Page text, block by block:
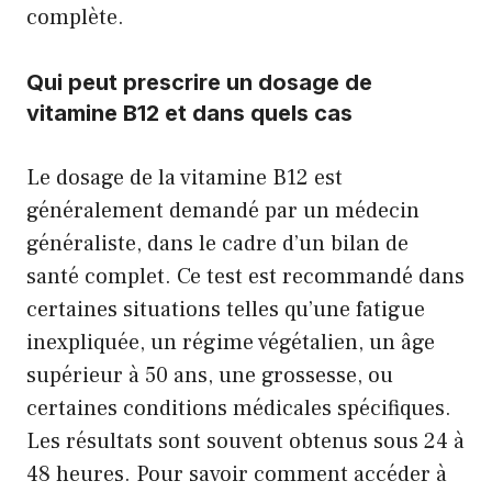
complète.
Qui peut prescrire un dosage de
vitamine B12 et dans quels cas
Le dosage de la vitamine B12 est
généralement demandé par un médecin
généraliste, dans le cadre d’un bilan de
santé complet. Ce test est recommandé dans
certaines situations telles qu’une fatigue
inexpliquée, un régime végétalien, un âge
supérieur à 50 ans, une grossesse, ou
certaines conditions médicales spécifiques.
Les résultats sont souvent obtenus sous 24 à
48 heures. Pour savoir comment accéder à